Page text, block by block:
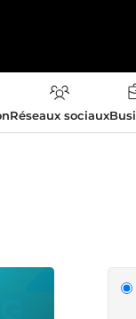
Réseaux sociaux